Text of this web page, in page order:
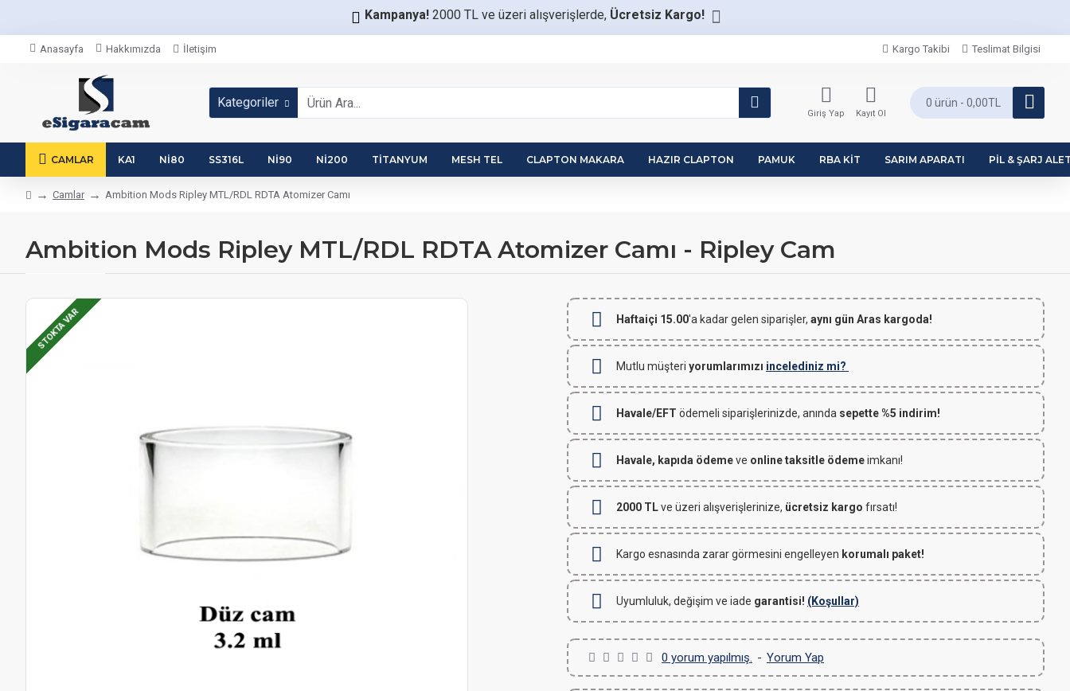
Kampanya! 2000 TL ve üzeri alışverişlerde, Ücretsiz Kargo!
Anasayfa Hakkımızda İletişim Kargo Takibi Teslimat Bilgisi
Kategoriler
Giriş Yap Kayıt Ol
0 ürün - 0,00TL
CAMLAR KA1 NI80 SS316L NI90 NI200 TITANYUM MESH TEL CLAPTON MAKARA HAZIR CLAPTON PAMUK RBA KIT SARIM APARATI PIL & ŞARJ
Camlar Ambition Mods Ripley MTL/RDL RDTA Atomizer Camı
Ambition Mods Ripley MTL/RDL RDTA Atomizer Camı - Ripley Cam
STOKTA VAR Haftaiçi 15.00'a kadar gelen siparişler, aynı gün Aras kargoda!
Mutlu müşteri yorumlarımızı incelediniz mi?
Havale/EFT ödemeli siparişlerinizde, anında sepette %5 indirim!
Havale, kapıda ödemeve online taksitle ödemeimkanı!
2000 TLve üzeri alışverişlerinize, ücretsiz kargo fırsatı!
Kargo esnasında zarar görmesini engelleyen korumalı paket!
Uyumluluk, değişim ve iade garantisi! (Koşullar)
0 yorum yapılmış. - Yorum Yap